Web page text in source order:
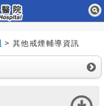
> 其他戒煙輔導資訊